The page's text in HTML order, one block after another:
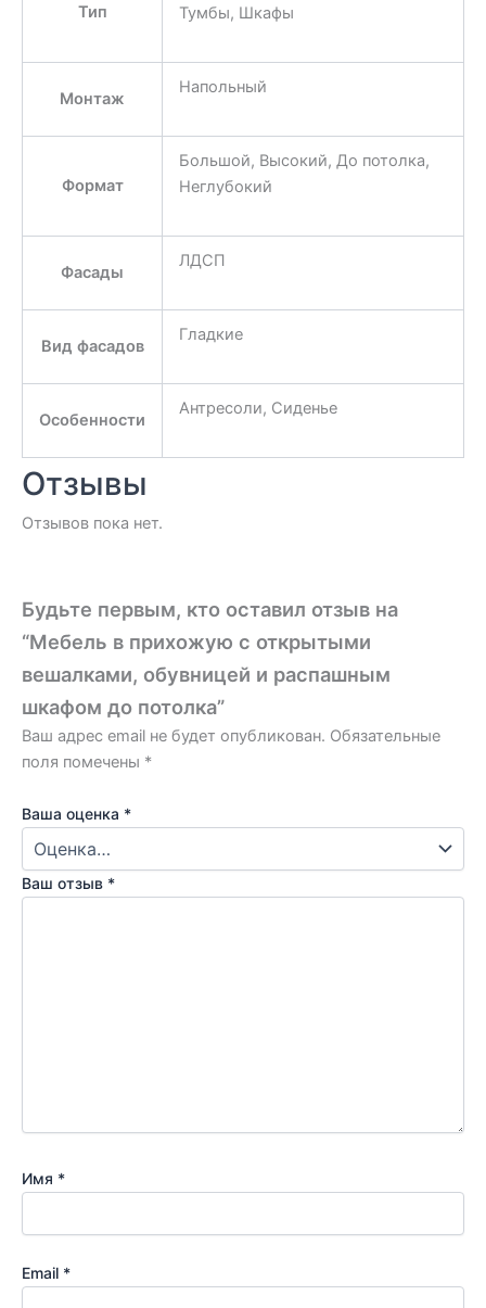
Тип
Тумбы, Шкафы
Монтаж
Напольный
Формат
Большой, Высокий, До потолка,
Неглубокий
Фасады
ЛДСП
Вид фасадов
Гладкие
Особенности
Антресоли, Сиденье
Отзывы
Отзывов пока нет.
Будьте первым, кто оставил отзыв на
“Мебель в прихожую с открытыми
вешалками, обувницей и распашным
шкафом до потолка”
Ваш адрес email не будет опубликован. Обязательные
поля помечены *
Ваша оценка *
Ваш отзыв *
Имя *
Email *